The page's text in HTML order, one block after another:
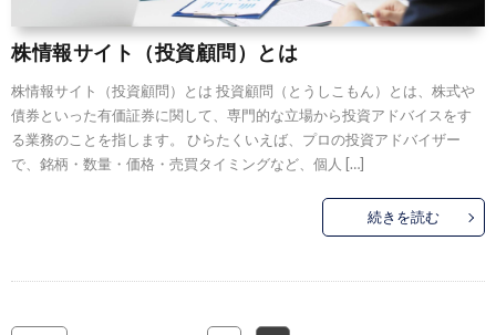
株情報サイト（投資顧問）とは
株情報サイト（投資顧問）とは 投資顧問（とうしこもん）とは、株式や
債券といった有価証券に関して、専門的な立場から投資アドバイスをす
る業務のことを指します。 ひらたくいえば、プロの投資アドバイザー
で、銘柄・数量・価格・売買タイミングなど、個人 […]
続きを読む